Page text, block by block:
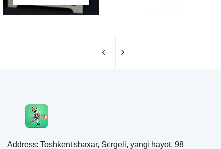
Address: Toshkent shaxar, Sergeli, yangi hayot, 98